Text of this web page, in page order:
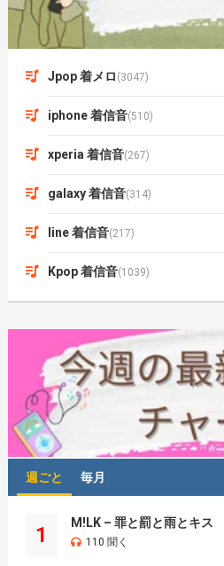
Jpop 着メロ (3047)
iphone 着信音(510)
xperia 着信音(267)
galaxy 着信音(314)
line 着信音(217)
Kpop 着信音(1039)
週ごと 毎月
1
M!LK – 罪と罰と雨とキス
110 聞く